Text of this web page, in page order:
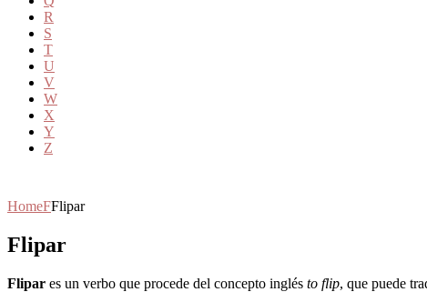
R
S
T
U
V
W
X
Y
Z
HomeFFlipar
Flipar
Flipar es un verbo que procede del concepto inglés to flip, que puede